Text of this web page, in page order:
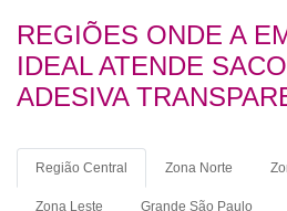
REGIÕES ONDE A
IDEAL ATENDE
ADESIVA
Região Central Zona Norte
Zona Leste Grande São Paulo